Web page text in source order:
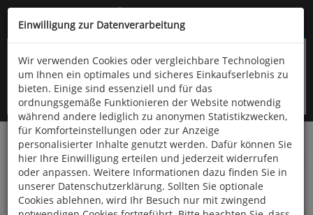
Kompletten Head der Seite überspringen
oder (06766) 9323-960
Startseite Bücher Naturwissenschaften Physik
100 physikalische Kopfnüsse
Einwilligung zur Datenverarbeitung
Wir verwenden Cookies oder vergleichbare Technologien
um Ihnen ein optimales und sicheres Einkaufserlebnis zu
bieten. Einige sind essenziell und für das
ordnungsgemäße Funktionieren der Website notwendig
während andere lediglich zu anonymen Statistikzwecken,
für Komforteinstellungen oder zur Anzeige
personalisierter Inhalte genutzt werden. Dafür können Sie
hier Ihre Einwilligung erteilen und jederzeit widerrufen
oder anpassen. Weitere Informationen dazu finden Sie in
unserer Datenschutzerklärung. Sollten Sie optionale
Cookies ablehnen, wird Ihr Besuch nur mit zwingend